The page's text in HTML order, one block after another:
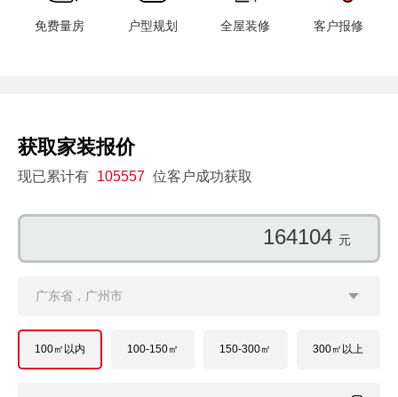
免费量房 户型规划 全屋装修 客户报修
获取家装报价
现已累计有 105557 位客户成功获取
178513 元
广东省，广州市
100㎡以内 100-150㎡ 150-300㎡ 300㎡以上